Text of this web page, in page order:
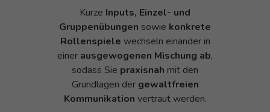
Kurze Inputs, Einzel- und
Gruppenübungen sowie konkrete
Rollenspiele wechseln einander in
einer ausgewogenen Mischung ab,
sodass Sie praxisnah mit den
Grundlagen der gewaltfreien
Kommunikation vertraut werden.